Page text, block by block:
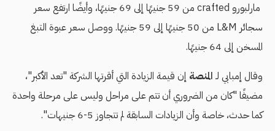
مارلبورو crafted من 59 جنيهًا إلى 69 جنيهًا، وأيضًا ارتفع سعر
سجائر L&M من 50 جنيهًا إلى 59 جنيهًا. ووصل سعر عبوة التبغ
المسخن إلى 64 جنيهًا.
وقال إمبابي لـ المنصة إن قيمة الزيادة التي أقرتها الشركة "تعد الأكبر"،
مضيفًا "كان من الضروري أن تتم على مراحل وليس على مرحلة واحدة
كما حدث، خاصة وأن الزيادات السابقة لم تتجاوز 5-6 جنيهات".